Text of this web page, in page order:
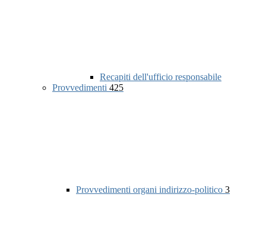
Recapiti dell'ufficio responsabile
Provvedimenti 425
Provvedimenti organi indirizzo-politico 3